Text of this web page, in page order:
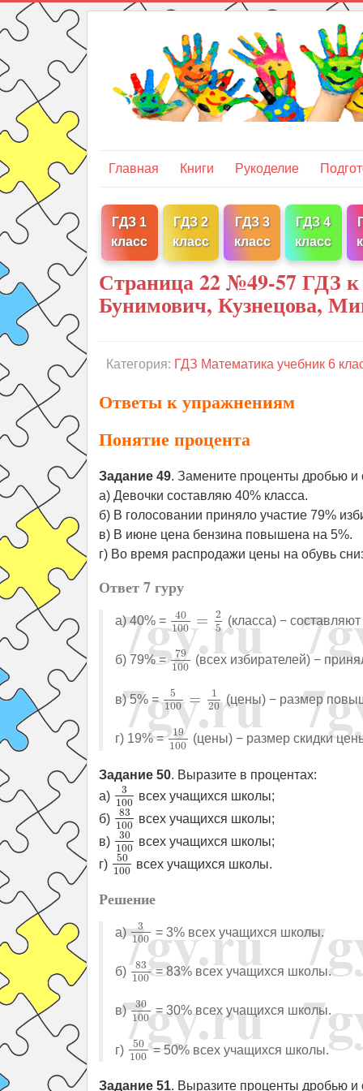
Главная Книги Рукоделие
ГДЗ 1
класс
ГДЗ 2
класс
ГДЗ 3
класс
ГДЗ 4
класс
Страница 22 №49-57 ГДЗ
Бунимович, Кузнецова,
Категория: ГДЗ Математика учебник 6
Ответы к упражнениям
Понятие процента
Задание 49. Замените проценты дробью и
а) Девочки составляю 40% класса.
б) В голосовании приняло участие 79%
в) В июне цена бензина повышена на 5%.
г) Во время распродажи цены на обувь
Ответ 7 гуру
а) 40% =
40
100
=
2
5
40 =
(класса) −
б) 79% = 79
100
79100
(всех избирателей) −
в) 5% =
5
100 =
1
20
100 1
(цены) − размер
г) 19% = 19
100
19100
(цены) − размер скидки
Задание 50. Выразите в процентах:
а)
3
100
3100
всех учащихся школы;
б)
83
100
83100
всех учащихся школы;
в)
30
100
30100
всех учащихся школы;
г)
50
100
50100
всех учащихся школы.
Решение
а)
3
100
100
= 3% всех учащихся школы.
б)
83
100
83100
= 83% всех учащихся школы.
в) 30
100
30
= 30% всех учащихся школы.
г)
50
100
50 100
= 50% всех учащихся школы.
Задание 51. Выразите проценты дробью и